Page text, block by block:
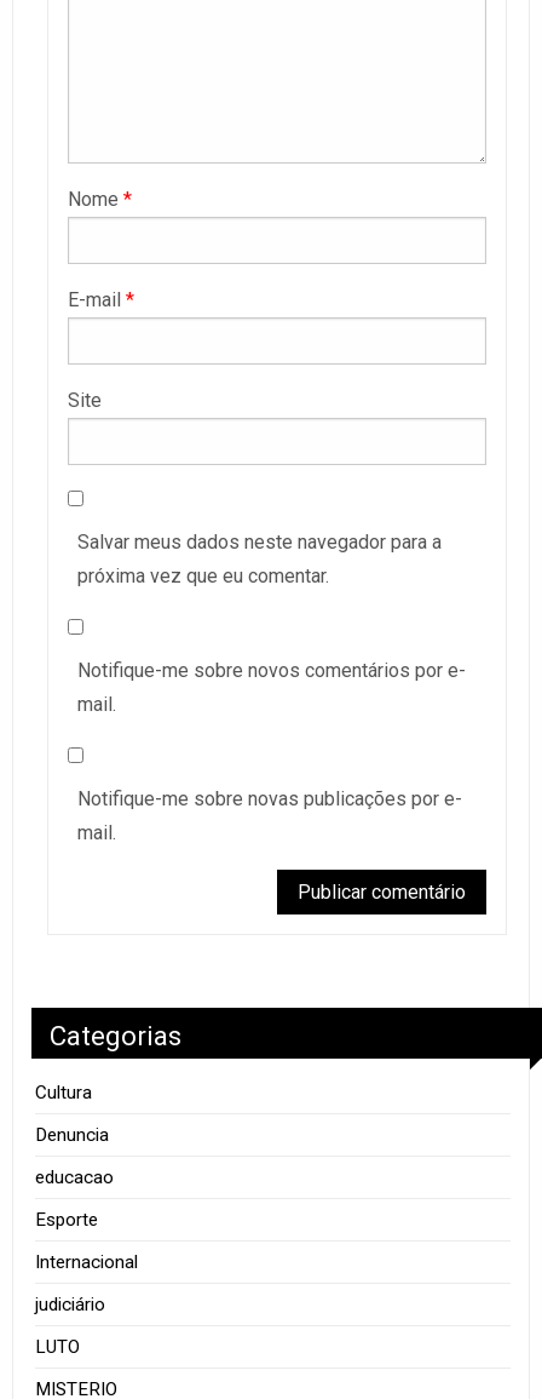
Nome *
E-mail *
Site
Salvar meus dados neste navegador para a
próxima vez que eu comentar.
Notifique-me sobre novos comentários por e-
mail.
Notifique-me sobre novas publicações por e-
mail.
Categorias
Cultura
Denuncia
educacao
Esporte
Internacional
judiciário
LUTO
MISTERIO